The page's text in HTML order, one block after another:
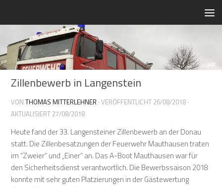
Zillenbewerb in Langenstein
VONTHOMAS MITTERLEHNER · VERÖFFENTLICHT 26/08/2018 ·
AKTUALISIERT 27/08/2018
Heute fand der 33. Langensteiner Zillenbewerb an der Donau
statt. Die Zillenbesatzungen der Feuerwehr Mauthausen traten
im “Zweier“ und „Einer“ an. Das A-Boot Mauthausen war für
den Sicherheitsdienst verantwortlich. Die Bewerbssaison 2018
konnte mit sehr guten Platzierungen in der Gästewertung